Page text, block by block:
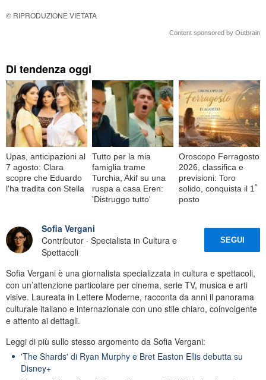
© RIPRODUZIONE VIETATA
Content sponsored by Outbrain
Di tendenza oggi
Upas, anticipazioni al
7 agosto: Clara
scopre che Eduardo
l'ha tradita con Stella
Tutto per la mia
famiglia trame
Turchia, Akif su una
ruspa a casa Eren:
'Distruggo tutto'
Oroscopo Ferragosto
2026, classifica e
previsioni: Toro
solido, conquista il 1ﾟ
posto
Sofia Vergani
Contributor · Specialista in Cultura e
Spettacoli
SEGUI
Sofia Vergani è una giornalista specializzata in cultura e spettacoli,
con un’attenzione particolare per cinema, serie TV, musica e arti
visive. Laureata in Lettere Moderne, racconta da anni il panorama
culturale italiano e internazionale con uno stile chiaro, coinvolgente
e attento ai dettagli.
Leggi di più sullo stesso argomento da Sofia Vergani:
'The Shards' di Ryan Murphy e Bret Easton Ellis debutta su
Disney+